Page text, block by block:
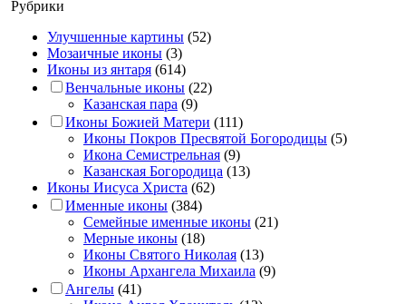
Рубрики
Улучшенные картины (52)
Мозаичные иконы (3)
Иконы из янтаря (614)
Венчальные иконы (22)
Казанская пара (9)
Иконы Божией Матери (111)
Иконы Покров Пресвятой Богородицы (5)
Икона Семистрельная (9)
Казанская Богородица (13)
Иконы Иисуса Христа (62)
Именные иконы (384)
Семейные именные иконы (21)
Мерные иконы (18)
Иконы Святого Николая (13)
Иконы Архангела Михаила (9)
Ангелы (41)